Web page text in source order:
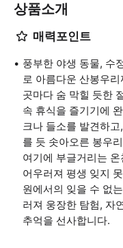
상품소개
매력포인트
풍부한 야생 동물, 수
로 아름다운 산봉우
곳마다 숨 막힐 듯한
속 휴식을 즐기기에
크나 들소를 발견하
를 듯 솟아오른 봉우
여기에 부글거리는
어우러져 평생 잊지
원에서의 잊을 수 없
러져 웅장한 탐험, 자
추억을 선사합니다.